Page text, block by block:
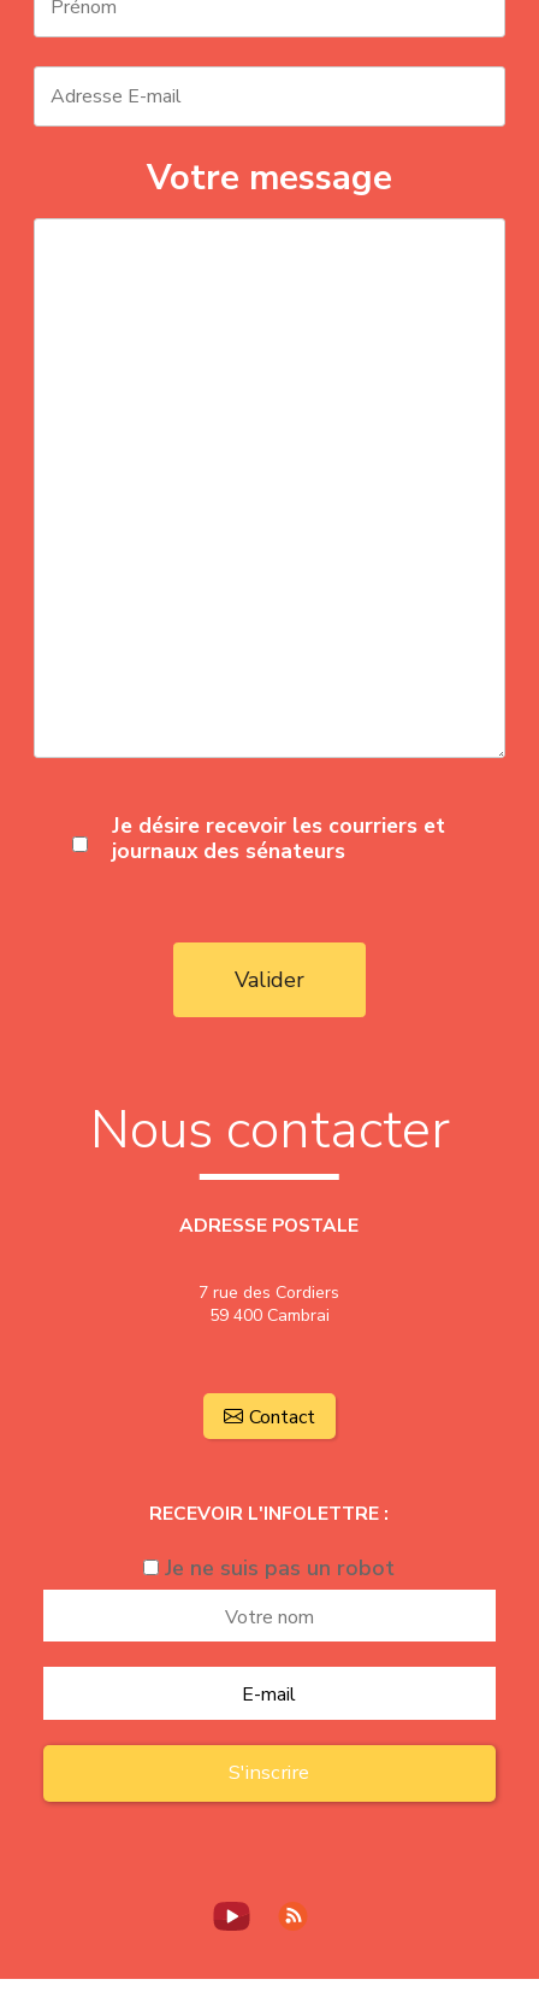
Votre message
Je désire recevoir les courriers et
journaux des sénateurs
Valider
Nous contacter
ADRESSE POSTALE
7 rue des Cordiers
59 400 Cambrai
Contact
RECEVOIR L'INFOLETTRE :
Je ne suis pas un robot